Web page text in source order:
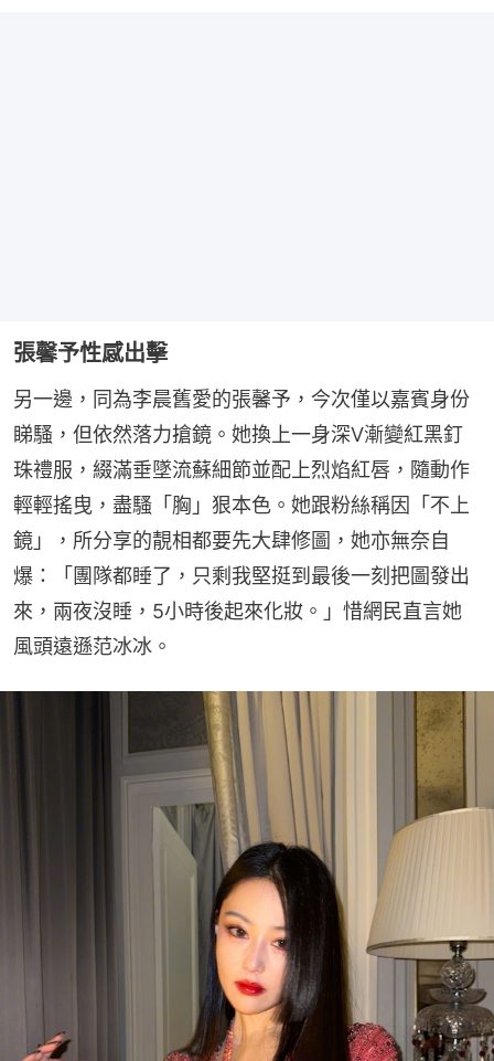
張馨予性感出擊
另一邊，同為李晨舊愛的張馨予，今次僅以嘉賓身份
睇騷，但依然落力搶鏡。她換上一身深V漸變紅黑釘
珠禮服，綴滿垂墜流蘇細節並配上烈焰紅唇，隨動作
輕輕搖曳，盡騷「胸」狠本色。她跟粉絲稱因「不上
鏡」，所分享的靚相都要先大肆修圖，她亦無奈自
爆：「團隊都睡了，只剩我堅挺到最後一刻把圖發出
來，兩夜沒睡，5小時後起來化妝。」惜網民直言她
風頭遠遜范冰冰。